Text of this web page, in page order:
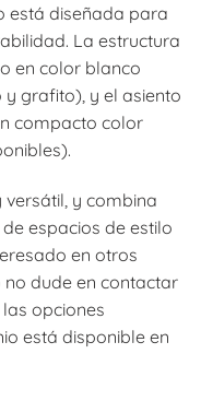
está diseñada para
La estructura
en color blanco
grafito), y el asiento
compacto color
y combina
espacios de estilo
en otros
dude en contactar
opciones
está disponible en